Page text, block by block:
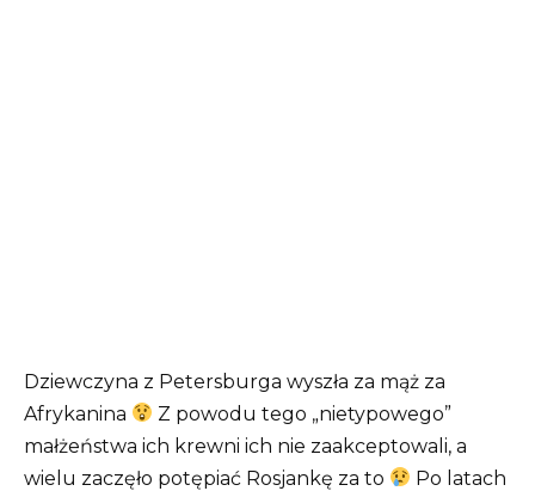
Dziewczyna z Petersburga wyszła za mąż za
Afrykanina
Z powodu tego „nietypowego”
małżeństwa ich krewni ich nie zaakceptowali, a
wielu zaczęło potępiać Rosjankę za to
Po latach